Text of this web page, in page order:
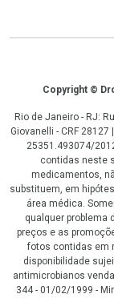
CopyrightCopyright ©
Rio de Janeiro - RJ:
Giovanelli - CRF
25351.493074/
contidas neste
medicamentos,
substituem, em
área médica.
qualquer problema
preços e as
fotos contidas em
disponibilidade
antimicrobianos
344 - 01/02/1999 -